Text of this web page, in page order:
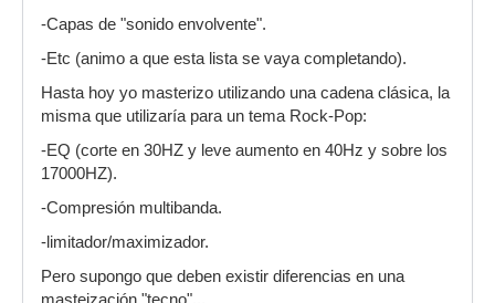
-Capas de "sonido envolvente".
-Etc (animo a que esta lista se vaya completando).
Hasta hoy yo masterizo utilizando una cadena clásica, la
misma que utilizaría para un tema Rock-Pop:
-EQ (corte en 30HZ y leve aumento en 40Hz y sobre los
17000HZ).
-Compresión multibanda.
-limitador/maximizador.
Pero supongo que deben existir diferencias en una